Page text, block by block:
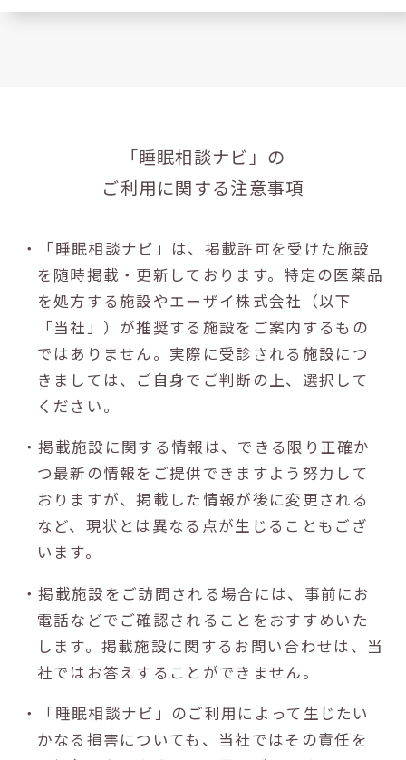
「睡眠相談ナビ」の
ご利用に関する注意事項
・「睡眠相談ナビ」は、掲載許可を受けた施設
を随時掲載・更新しております。特定の医薬品
を処方する施設やエーザイ株式会社（以下
「当社」）が推奨する施設をご案内するもの
ではありません。実際に受診される施設につ
きましては、ご自身でご判断の上、選択して
ください。
・掲載施設に関する情報は、できる限り正確か
つ最新の情報をご提供できますよう努力して
おりますが、掲載した情報が後に変更される
など、現状とは異なる点が生じることもござ
います。
・掲載施設をご訪問される場合には、事前にお
電話などでご確認されることをおすすめいた
します。掲載施設に関するお問い合わせは、当
社ではお答えすることができません。
・「睡眠相談ナビ」のご利用によって生じたい
かなる損害についても、当社ではその責任を